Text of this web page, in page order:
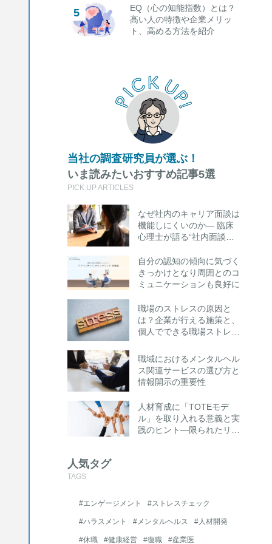
EQ（心の知能指数）とは？
高い人の特徴や企業メリッ
ト、高める方法を紹介
当社の調査研究員が選ぶ！
いま読みたいおすすめ記事5選
PICK UP ARTICLES
なぜ社内のキャリア面談は
機能しにくいのか― 臨床
心理士が語る“社内面談の
ンセリング活用のポイント
自分の認知の傾向に気づく
きっかけとなり周囲とのコ
ミュニケーションも良好に
職場のストレスの原因と
は？企業が行える施策と、
個人でできる職場ストレス
職域におけるメンタルヘル
ス関連サービスの選び方と
情報開示の重要性
人材育成に「TOTEモデ
ル」を取り入れる意義と実
践のヒント―限られたリソ
人気タグ
TAGS
#エンゲージメント #ストレスチェック
#ハラスメント #メンタルヘルス #人材開発
#休職 #健康経営 #復職 #産業医